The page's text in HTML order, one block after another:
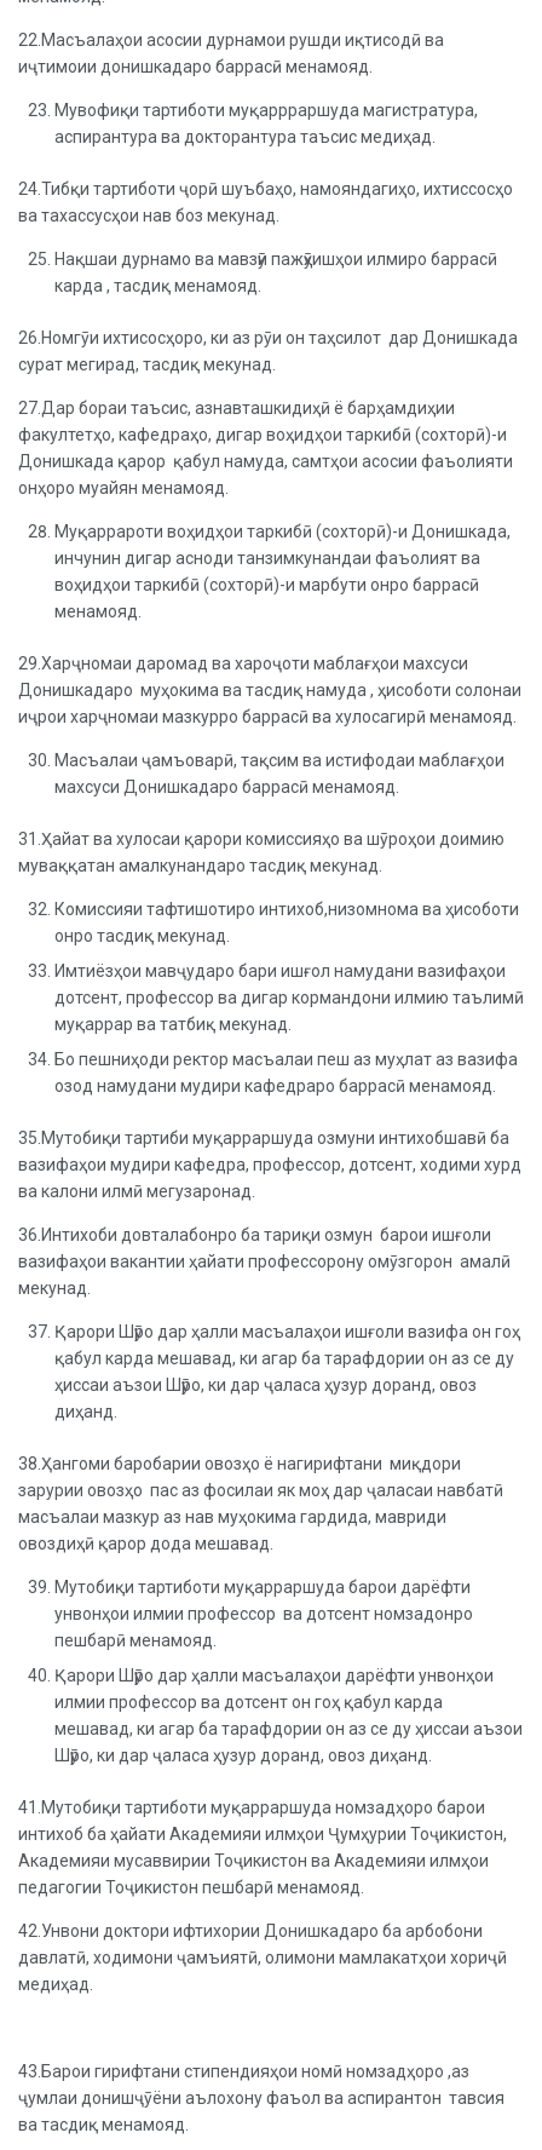
22.Масъалаҳои асосии дурнамои рушди иқтисодӣ ва
иҷтимоии донишкадаро баррасӣ менамояд.
Мувофиқи тартиботи муқаррраршуда магистратура,
аспирантура ва докторантура таъсис медиҳад.
24.Тибқи тартиботи ҷорӣ шуъбаҳо, намояндагиҳо, ихтиссосҳо
ва тахассусҳои нав боз мекунад.
Нақшаи дурнамо ва мавзӯи пажӯҳишҳои илмиро баррасӣ
карда , тасдиқ менамояд.
26.Номгӯи ихтисосҳоро, ки аз рӯи он таҳсилот дар Донишкада
сурат мегирад, тасдиқ мекунад.
27.Дар бораи таъсис, азнавташкидиҳӣ ё барҳамдиҳии
факултетҳо, кафедраҳо, дигар воҳидҳои таркибӣ (сохторӣ)-и
Донишкада қарор қабул намуда, самтҳои асосии фаъолияти
онҳоро муайян менамояд.
Муқаррароти воҳидҳои таркибӣ (сохторӣ)-и Донишкада,
инчунин дигар асноди танзимкунандаи фаъолият ва
воҳидҳои таркибӣ (сохторӣ)-и марбути онро баррасӣ
менамояд.
29.Харҷномаи даромад ва хароҷоти маблағҳои махсуси
Донишкадаро муҳокима ва тасдиқ намуда , ҳисоботи солонаи
иҷрои харҷномаи мазкурро баррасӣ ва хулосагирӣ менамояд.
Масъалаи ҷамъоварӣ, тақсим ва истифодаи маблағҳои
махсуси Донишкадаро баррасӣ менамояд.
31.Ҳайат ва хулосаи қарори комиссияҳо ва шӯроҳои доимию
муваққатан амалкунандаро тасдиқ мекунад.
Комиссияи тафтишотиро интихоб,низомнома ва ҳисоботи
онро тасдиқ мекунад.
Имтиёзҳои мавҷударо бари ишғол намудани вазифаҳои
дотсент, профессор ва дигар кормандони илмию таълимӣ
муқаррар ва татбиқ мекунад.
Бо пешниҳоди ректор масъалаи пеш аз муҳлат аз вазифа
озод намудани мудири кафедраро баррасӣ менамояд.
35.Мутобиқи тартиби муқарраршуда озмуни интихобшавӣ ба
вазифаҳои мудири кафедра, профессор, дотсент, ходими хурд
ва калони илмӣ мегузаронад.
36.Интихоби довталабонро ба тариқи озмун барои ишғоли
вазифаҳои вакантии ҳайати профессорону омӯзгорон амалӣ
мекунад.
Қарори Шӯро дар ҳалли масъалаҳои ишғоли вазифа он гоҳ
қабул карда мешавад, ки агар ба тарафдории он аз се ду
ҳиссаи аъзои Шӯро, ки дар ҷаласа ҳузур доранд, овоз
диҳанд.
38.Ҳангоми баробарии овозҳо ё нагирифтани миқдори
зарурии овозҳо пас аз фосилаи як моҳ дар ҷаласаи навбатӣ
масъалаи мазкур аз нав муҳокима гардида, мавриди
овоздиҳӣ қарор дода мешавад.
Мутобиқи тартиботи муқарраршуда барои дарёфти
унвонҳои илмии профессор ва дотсент номзадонро
пешбарӣ менамояд.
Қарори Шӯро дар ҳалли масъалаҳои дарёфти унвонҳои
илмии профессор ва дотсент он гоҳ қабул карда
мешавад, ки агар ба тарафдории он аз се ду ҳиссаи аъзои
Шӯро, ки дар ҷаласа ҳузур доранд, овоз диҳанд.
41.Мутобиқи тартиботи муқарраршуда номзадҳоро барои
интихоб ба ҳайати Академияи илмҳои Ҷумҳурии Тоҷикистон,
Академияи мусаввирии Тоҷикистон ва Академияи илмҳои
педагогии Тоҷикистон пешбарӣ менамояд.
42.Унвони доктори ифтихории Донишкадаро ба арбобони
давлатӣ, ходимони ҷамъиятӣ, олимони мамлакатҳои хориҷӣ
медиҳад.
43.Барои гирифтани стипендияҳои номӣ номзадҳоро ,аз
ҷумлаи донишҷӯёни аълохону фаъол ва аспирантон тавсия
ва тасдиқ менамояд.